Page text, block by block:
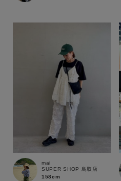
mai
SUPER SHOP 鳥取店
158cm